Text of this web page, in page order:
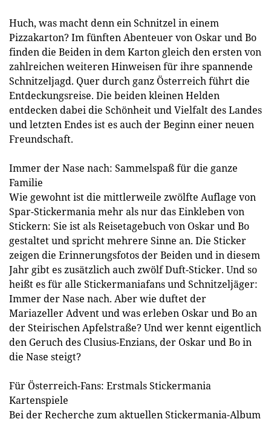
Huch, was macht denn ein Schnitzel in einem
Pizzakarton? Im fünften Abenteuer von Oskar und Bo
finden die Beiden in dem Karton gleich den ersten von
zahlreichen weiteren Hinweisen für ihre spannende
Schnitzeljagd. Quer durch ganz Österreich führt die
Entdeckungsreise. Die beiden kleinen Helden
entdecken dabei die Schönheit und Vielfalt des Landes
und letzten Endes ist es auch der Beginn einer neuen
Freundschaft.
Immer der Nase nach: Sammelspaß für die ganze
Familie
Wie gewohnt ist die mittlerweile zwölfte Auflage von
Spar-Stickermania mehr als nur das Einkleben von
Stickern: Sie ist als Reisetagebuch von Oskar und Bo
gestaltet und spricht mehrere Sinne an. Die Sticker
zeigen die Erinnerungsfotos der Beiden und in diesem
Jahr gibt es zusätzlich auch zwölf Duft-Sticker. Und so
heißt es für alle Stickermaniafans und Schnitzeljäger:
Immer der Nase nach. Aber wie duftet der
Mariazeller Advent und was erleben Oskar und Bo an
der Steirischen Apfelstraße? Und wer kennt eigentlich
den Geruch des Clusius-Enzians, der Oskar und Bo in
die Nase steigt?
Für Österreich-Fans: Erstmals Stickermania
Kartenspiele
Bei der Recherche zum aktuellen Stickermania-Album